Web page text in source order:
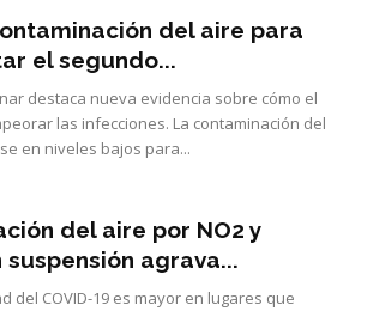
del aire para
el segundo...
destaca nueva evidencia sobre cómo el
las infecciones. La contaminación del
en niveles bajos para...
del aire por NO2 y
agrava...
del COVID-19 es mayor en lugares que